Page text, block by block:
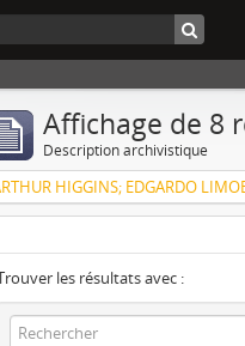
Affichage de 8
Description archivistique
HIGGINS; EDGARDO
les résultats avec :